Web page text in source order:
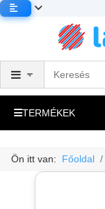
TERMÉKEK
Ön itt van: Főoldal